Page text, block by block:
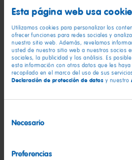
Esta página web usa
Utilizamos cookies para personalizar los
ofrecer funciones para redes sociales y
nuestro sitio web. Además, revelamos
usted de nuestro sitio web a nuestros socios
sociales, la publicidad y los análisis. Es
esta información con otros datos que les
recopilado en el marco del uso de sus
Declaración de protección de datos y nuestro
deNecesario
Preferencias
Pega las piezas sobre cartulina o
que sean más resistentes.
¡Personaliza con purpurina,
te permita!
¡Diviértete y vive la magia de la